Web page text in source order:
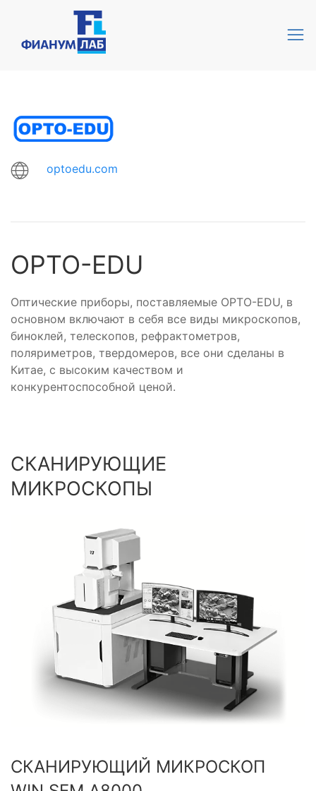
optoedu.com
OPTO-EDU
Оптические приборы, поставляемые OPTO-EDU, в
основном включают в себя все виды микроскопов,
биноклей, телескопов, рефрактометров,
поляриметров, твердомеров, все они сделаны в
Китае, с высоким качеством и
конкурентоспособной ценой.
СКАНИРУЮЩИЕ
МИКРОСКОПЫ
СКАНИРУЮЩИЙ МИКРОСКОП